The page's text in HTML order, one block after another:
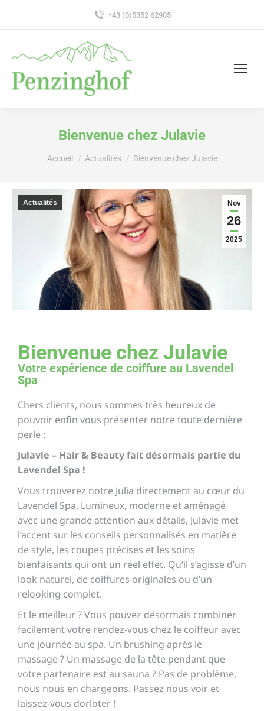
+43 (0)5352 62905
Bienvenue chez Julavie
Vous êtes ici :
Accueil Actualités Bienvenue chez Julavie
Nov
26
2025
Actualités
Bienvenue chez Julavie
Votre expérience de coiffure au Lavendel
Spa
Chers clients, nous sommes très heureux de
pouvoir enfin vous présenter notre toute dernière
perle :
Julavie – Hair & Beauty fait désormais partie du
Lavendel Spa !
Vous trouverez notre Julia directement au cœur du
Lavendel Spa. Lumineux, moderne et aménagé
avec une grande attention aux détails, Julavie met
l’accent sur les conseils personnalisés en matière
de style, les coupes précises et les soins
bienfaisants qui ont un réel effet. Qu’il s’agisse d’un
look naturel, de coiffures originales ou d’un
relooking complet.
Et le meilleur ? Vous pouvez désormais combiner
facilement votre rendez-vous chez le coiffeur avec
une journée au spa. Un brushing après le
massage ? Un massage de la tête pendant que
votre partenaire est au sauna ? Pas de problème,
nous nous en chargeons. Passez nous voir et
laissez-vous dorloter !